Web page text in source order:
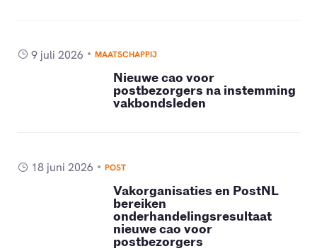
9 juli 2026 MAATSCHAPPIJ
Nieuwe cao voor
postbezorgers na instemming
vakbondsleden
18 juni 2026 POST
Vakorganisaties en PostNL
bereiken
onderhandelingsresultaat
nieuwe cao voor
postbezorgers